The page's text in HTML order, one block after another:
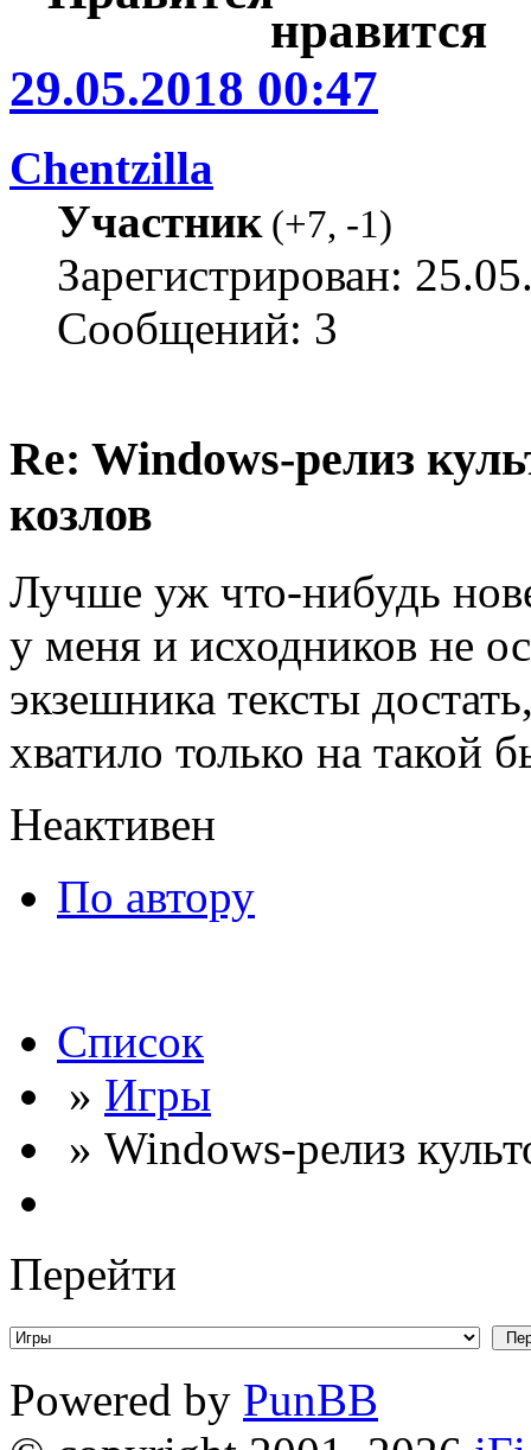
29.05.2018 00:47
Chentzilla
Участник(+7, -1)
Зарегистрирован:
Сообщений: 3
Re: Windows-релиз
козлов
Лучше уж что-нибудь
у меня и исходников не
экзешника тексты
хватило только на такой
Неактивен
По автору
Список
» Игры
» Windows-релиз
Перейти
Powered by PunBB